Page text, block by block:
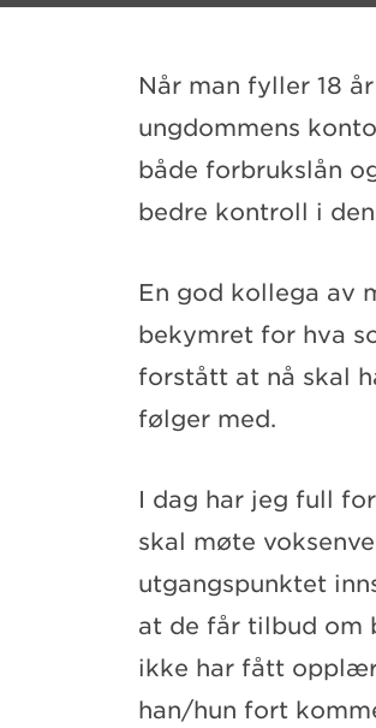
Når man fyller 18
ungdommens
både forbrukslån
bedre kontroll i
En god kollega av
bekymret for hva
forstått at nå skal
følger med.
I dag har jeg full
skal møte
utgangspunktet
at de får tilbud om
ikke har fått
han/hun fort